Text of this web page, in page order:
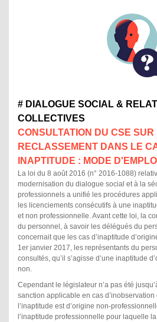
# DIALOGUE SOCIAL &
COLLECTIVES
CONSULTATION DU CSE SUR
RECLASSEMENT DANS LE
INAPTITUDE : MODE D'EMPLOI
La loi du 8 août 2016 (n° 2016-1088)
modernisation du dialogue social et à la
professionnels a unifié les procédures
les licenciements consécutifs à une
et non professionnelle. Avant cette loi, la
du personnel, à savoir les délégués du
concernait que les cas d’inaptitude
1er janvier 2017, les représentants du
consultés, qu’il s’agisse d’une inaptitude
non.
Cependant le législateur n’a pas été
sanction applicable en cas
l’inaptitude est d’origine non-
l’inaptitude professionnelle pour laquelle